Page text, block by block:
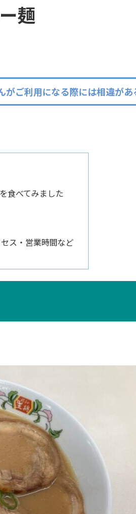
麺
ご利用になる際には相違があ
食べてみました
ス・営業時間など